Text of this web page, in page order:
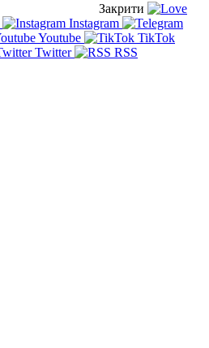
Закрити
Instagram
Youtube
TikTok
Twitter RSS